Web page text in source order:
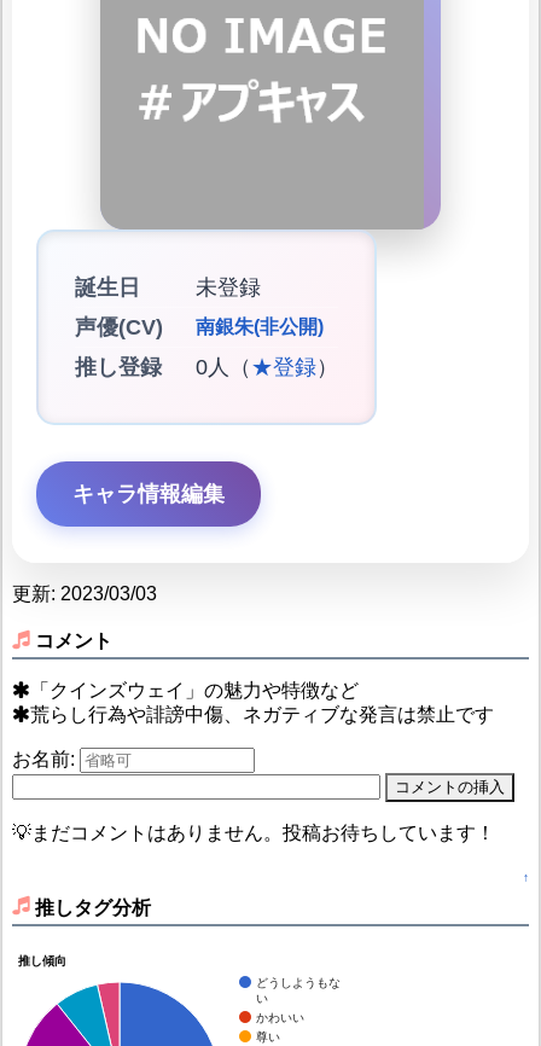
誕生日
未登録
声優(CV)
南銀朱(非公開)
推し登録 0人（ ★登録）
キャラ情報編集
更新: 2023/03/03
コメント
「クインズウェイ」の魅力や特徴など
荒らし行為や誹謗中傷、ネガティブな発言は禁止です
お名前:
💡まだコメントはありません。投稿お待ちしています！
↑
推しタグ分析
推し傾向
どうしようもな
い
かわいい
尊い